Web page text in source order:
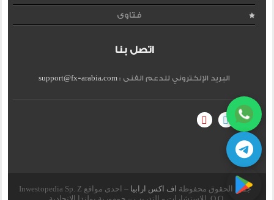
فتاوى
اتصل بنا
البريد الإلكتروني للدعم الفنى :support@fx-arabia.com
جميع الحقوق محفوظة اف اكس ارابيا
– احدى مواقع Inwestopedia Sp. Z